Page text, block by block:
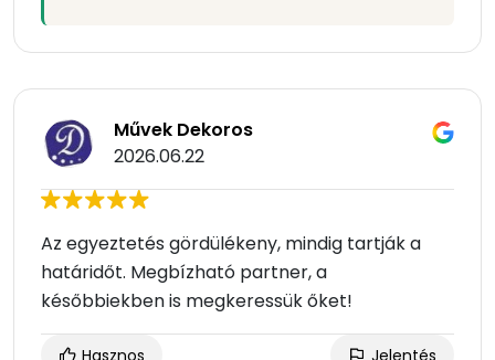
Művek Dekoros
2026.06.22
Az egyeztetés gördülékeny, mindig tartják a
határidőt. Megbízható partner, a
későbbiekben is megkeressük őket!